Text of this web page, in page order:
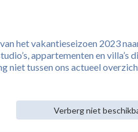
het vakantieseizoen 2023
appartementen en villa’s
niet tussen ons actueel
Verberg niet